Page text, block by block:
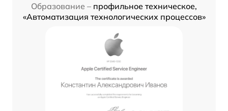
Образование – профильное техническое,
«Автоматизация технологических процессов»